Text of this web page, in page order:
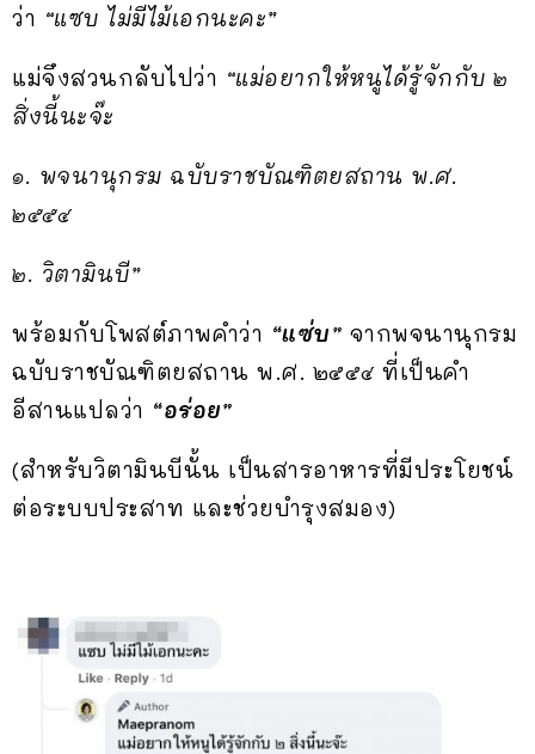
ว่า “แซบ ไม่มีไม้เอกนะคะ”
แม่จึงสวนกลับไปว่า “แม่อยากให้หนูได้รู้จักกับ ๒
สิ่งนี้นะจ๊ะ
๑. พจนานุกรม ฉบับราชบัณฑิตยสถาน พ.ศ.
๒๕๕๔
๒. วิตามินบี”
พร้อมกับโพสต์ภาพคำว่า “แซ่บ” จากพจนานุกรม
ฉบับราชบัณฑิตยสถาน พ.ศ. ๒๕๕๔ ที่เป็นคำ
อีสานแปลว่า “อร่อย”
(สำหรับวิตามินบีนั้น เป็นสารอาหารที่มีประโยชน์
ต่อระบบประสาท และช่วยบำรุงสมอง)